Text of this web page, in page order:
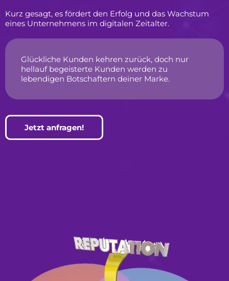
Kurz gesagt, es fördert den Erfolg und das Wachstum
eines Unternehmens im digitalen Zeitalter.
Glückliche Kunden kehren zurück, doch nur
hellauf begeisterte Kunden werden zu
lebendigen Botschaftern deiner Marke.
Jetzt anfragen!